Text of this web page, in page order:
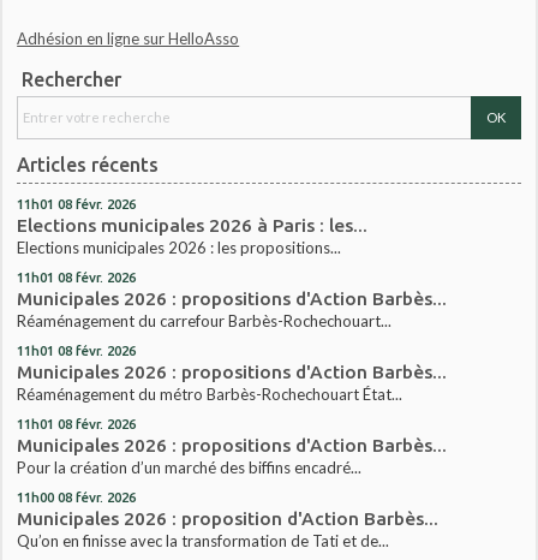
Adhésion en ligne sur HelloAsso
Rechercher
Articles récents
11h01 08 févr. 2026
Elections municipales 2026 à Paris : les...
Elections municipales 2026 : les propositions...
11h01 08 févr. 2026
Municipales 2026 : propositions d'Action Barbès...
Réaménagement du carrefour Barbès-Rochechouart...
11h01 08 févr. 2026
Municipales 2026 : propositions d'Action Barbès...
Réaménagement du métro Barbès-Rochechouart État...
11h01 08 févr. 2026
Municipales 2026 : propositions d'Action Barbès...
Pour la création d’un marché des biffins encadré...
11h00 08 févr. 2026
Municipales 2026 : proposition d'Action Barbès...
Qu’on en finisse avec la transformation de Tati et de...